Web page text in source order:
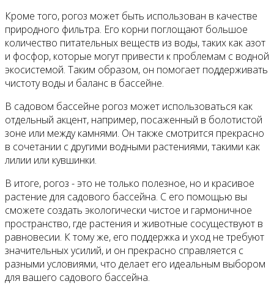
Кроме того, рогоз может быть использован в качестве
природного фильтра. Его корни поглощают большое
количество питательных веществ из воды, таких как азот
и фосфор, которые могут привести к проблемам с водной
экосистемой. Таким образом, он помогает поддерживать
чистоту воды и баланс в бассейне.
В садовом бассейне рогоз может использоваться как
отдельный акцент, например, посаженный в болотистой
зоне или между камнями. Он также смотрится прекрасно
в сочетании с другими водными растениями, такими как
лилии или кувшинки.
В итоге, рогоз - это не только полезное, но и красивое
растение для садового бассейна. С его помощью вы
сможете создать экологически чистое и гармоничное
пространство, где растения и животные сосуществуют в
равновесии. К тому же, его поддержка и уход не требуют
значительных усилий, и он прекрасно справляется с
разными условиями, что делает его идеальным выбором
для вашего садового бассейна.